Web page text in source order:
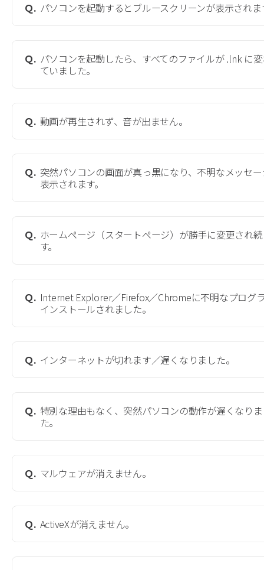
Ｑ. パソコンを起動するとブルースクリーンが表示されま
Ｑ. パソコンを起動したら、すべてのファイルが .lnk に
ていました。
Ｑ. 動画が再生されず、音が出ません。
Ｑ. 突然パソコンの画面が真っ黒になり、不明なメッセ
表示されます。
Ｑ. ホームページ（スタートページ）が勝手に変更され
す。
Ｑ. Internet Explorer／Firefox／Chromeに不明なプログ
インストールされました。
Ｑ. インターネットが切れます／遅くなりました。
Ｑ. 特別な理由もなく、突然パソコンの動作が遅くなり
た。
Ｑ. マルウェアが消えません。
Ｑ. ActiveXが消えません。